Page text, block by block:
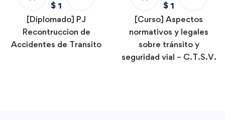
$ 1
[Diplomado] PJ
Recontruccion de
Accidentes de Transito
$ 1
[Curso] Aspectos
normativos y legales
sobre tránsito y
seguridad vial – C.T.S.V.